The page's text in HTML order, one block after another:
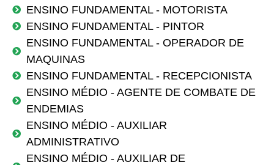
ENSINO FUNDAMENTAL - MOTORISTA
ENSINO FUNDAMENTAL - PINTOR
ENSINO FUNDAMENTAL - OPERADOR DE
MAQUINAS
ENSINO FUNDAMENTAL - RECEPCIONISTA
ENSINO MÉDIO - AGENTE DE COMBATE DE
ENDEMIAS
ENSINO MÉDIO - AUXILIAR
ADMINISTRATIVO
ENSINO MÉDIO - AUXILIAR DE